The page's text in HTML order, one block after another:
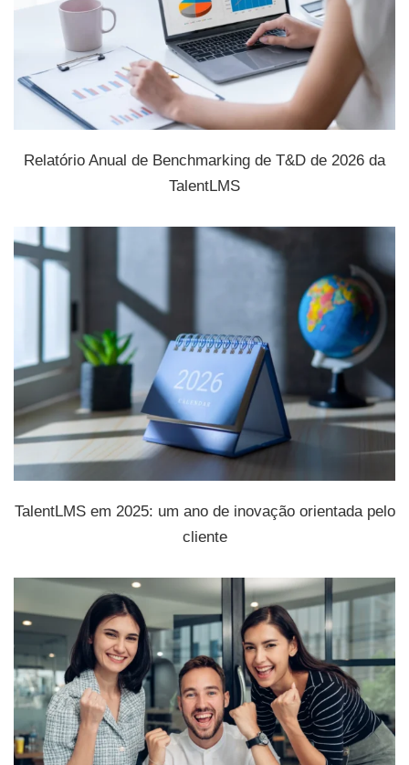
Relatório Anual de Benchmarking de T&D de 2026 da
TalentLMS
TalentLMS em 2025: um ano de inovação orientada pelo
cliente